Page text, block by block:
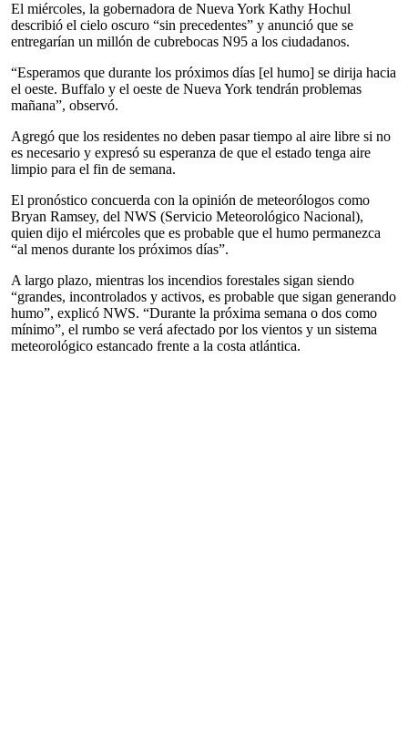
El miércoles, la gobernadora de Nueva York Kathy Hochul
describió el cielo oscuro “sin precedentes” y anunció que se
entregarían un millón de cubrebocas N95 a los ciudadanos.
“Esperamos que durante los próximos días [el humo] se dirija hacia
el oeste. Buffalo y el oeste de Nueva York tendrán problemas
mañana”, observó.
Agregó que los residentes no deben pasar tiempo al aire libre si no
es necesario y expresó su esperanza de que el estado tenga aire
limpio para el fin de semana.
El pronóstico concuerda con la opinión de meteorólogos como
Bryan Ramsey, del NWS (Servicio Meteorológico Nacional),
quien dijo el miércoles que es probable que el humo permanezca
“al menos durante los próximos días”.
A largo plazo, mientras los incendios forestales sigan siendo
“grandes, incontrolados y activos, es probable que sigan generando
humo”, explicó NWS. “Durante la próxima semana o dos como
mínimo”, el rumbo se verá afectado por los vientos y un sistema
meteorológico estancado frente a la costa atlántica.